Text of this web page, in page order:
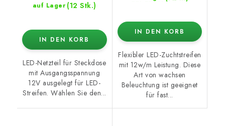
auf Lager (12 Stk.)
IN DEN KORB
LED-Netzteil für Steckdose
mit Ausgangsspannung
12V ausgelegt für LED-
Streifen. Wählen Sie den...
IN DEN KORB
Flexibler LED-Zuchtstreifen
mit 12w/m Leistung. Diese
Art von wachsen
Beleuchtung ist geeignet
für fast...